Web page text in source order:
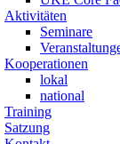
Aktivitäten
Seminare
Kooperationen
lokal
national
Training
Satzung